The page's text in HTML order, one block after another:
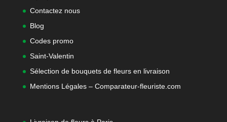
Contactez nous
Blog
Codes promo
Saint-Valentin
Sélection de bouquets de fleurs en livraison
Mentions Légales – Comparateur-fleuriste.com